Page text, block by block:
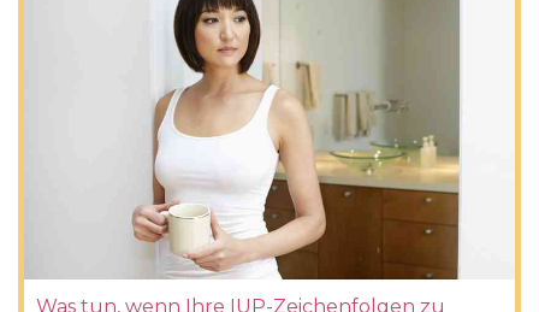
Was tun, wenn Ihre IUP-Zeichenfolgen zu